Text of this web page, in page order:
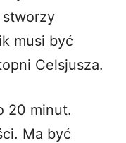
stworzy
musi być
Celsjusza.
20 minut.
Ma być